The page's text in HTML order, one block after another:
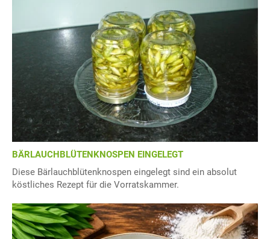
BÄRLAUCHBLÜTENKNOSPEN EINGELEGT
Diese Bärlauchblütenknospen eingelegt sind ein absolut
köstliches Rezept für die Vorratskammer.